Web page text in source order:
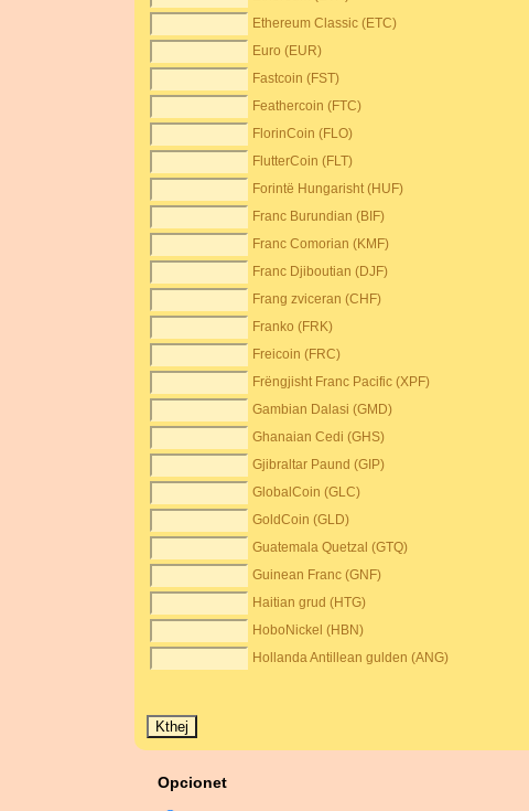
Ethereum Classic (ETC)
Euro (EUR)
Fastcoin (FST)
Feathercoin (FTC)
FlorinCoin (FLO)
FlutterCoin (FLT)
Forintë Hungarisht (HUF)
Franc Burundian (BIF)
Franc Comorian (KMF)
Franc Djiboutian (DJF)
Frang zviceran (CHF)
Franko (FRK)
Freicoin (FRC)
Frëngjisht Franc Pacific (XPF)
Gambian Dalasi (GMD)
Ghanaian Cedi (GHS)
Gjibraltar Paund (GIP)
GlobalCoin (GLC)
GoldCoin (GLD)
Guatemala Quetzal (GTQ)
Guinean Franc (GNF)
Haitian grud (HTG)
HoboNickel (HBN)
Hollanda Antillean gulden (ANG)
Opcionet